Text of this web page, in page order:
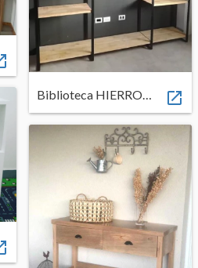
Biblioteca HIERRO + MADERA 